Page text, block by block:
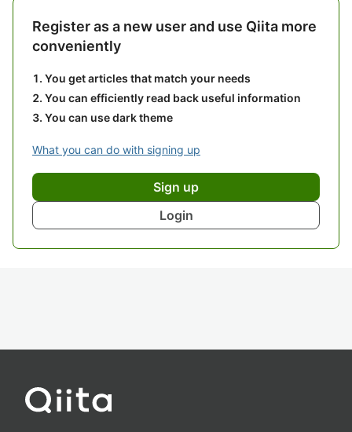
Register as a new user and use Qiita more
conveniently
You get articles that match your needs
You can efficiently read back useful information
You can use dark theme
What you can do with signing up
Sign up
Login